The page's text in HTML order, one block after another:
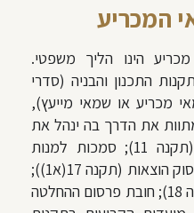
המכריע
הינו הליך משפטי.
תקנות התכנון והבניה (סדרי
מכריע או שמאי מייעץ),
את הדרך בה ינהל את
ההליך, לרבות: סדר הטיעון (תקנה 11); סמכות למנות
מומחה (תקנה 16); סמכות לפסוק הוצאות (תקנה 17(א1));
חובה לנהל פרוטוקול דיון (תקנה 18); חובת פרסום ההחלטה